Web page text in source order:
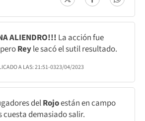
ALIENDRO!!! La acción fue
Reyle sacó el sutil resultado.
A LAS:21:51-0323/04/2023
delRojoestán en campo
cuesta demasiado salir.